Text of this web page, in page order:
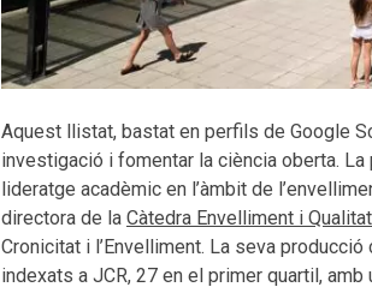
Aquest llistat, bastat en perfils de Google
investigació i fomentar la ciència oberta.
lideratge acadèmic en l’àmbit de
directora de la Càtedra Envelliment i
Cronicitat i l’Envelliment. La seva
indexats a JCR, 27 en el primer quartil,